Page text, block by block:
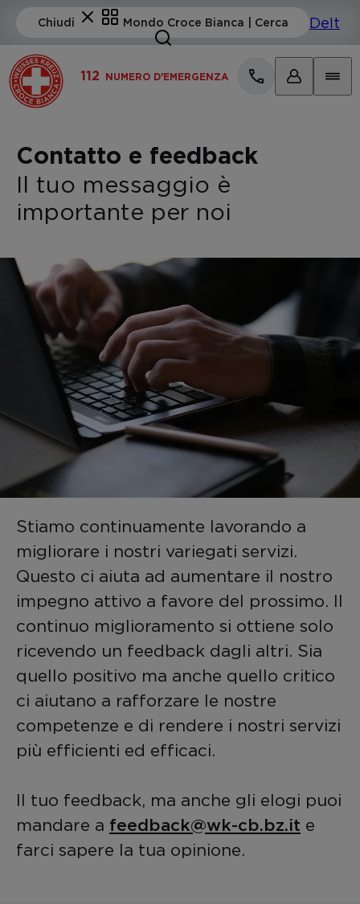
112 NUMERO D'EMERGENZA
Contatto e feedback
Il tuo messaggio è
importante per noi
Stiamo continuamente lavorando a
migliorare i nostri variegati servizi.
Questo ci aiuta ad aumentare il nostro
impegno attivo a favore del prossimo. Il
continuo miglioramento si ottiene solo
ricevendo un feedback dagli altri. Sia
quello positivo ma anche quello critico
ci aiutano a rafforzare le nostre
competenze e di rendere i nostri servizi
più efficienti ed efficaci.
Il tuo feedback, ma anche gli elogi puoi
mandare a feedback@wk-cb.bz.it e
farci sapere la tua opinione.